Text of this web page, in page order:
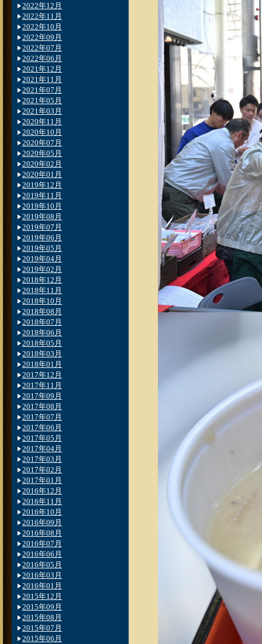
2022年12月
2022年11月
2022年10月
2022年09月
2022年07月
2022年06月
2021年12月
2021年11月
2021年07月
2021年05月
2021年03月
2020年11月
2020年10月
2020年07月
2020年05月
2020年02月
2020年01月
2019年12月
2019年11月
2019年10月
2019年08月
2019年07月
2019年06月
2019年05月
2019年04月
2019年02月
2018年12月
2018年11月
2018年10月
2018年08月
2018年07月
2018年06月
2018年05月
2018年03月
2018年01月
2017年12月
2017年11月
2017年09月
2017年08月
2017年07月
2017年06月
2017年05月
2017年04月
2017年03月
2017年02月
2017年01月
2016年12月
2016年11月
2016年10月
2016年09月
2016年08月
2016年07月
2016年06月
2016年05月
2016年03月
2016年01月
2015年12月
2015年09月
2015年08月
2015年07月
2015年06月